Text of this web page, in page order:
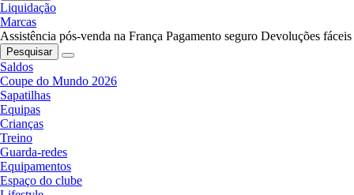
Liquidação
Marcas
Assistência pós-venda na França Pagamento seguro Devoluções fáceis
Pesquisar
Saldos
Coupe do Mundo 2026
Sapatilhas
Equipas
Crianças
Treino
Guarda-redes
Equipamentos
Espaço do clube